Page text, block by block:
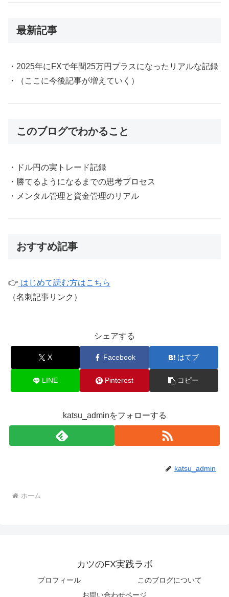
最新記事
・2025年にFXで年間25万円プラスになったリアルな記録
・（ここに今後記事が増えていく）
このブログでわかること
・ドル円の実トレード記録
・勝てるようになるまでの思考プロセス
・メンタル管理と資金管理のリアル
おすすめ記事
👉 はじめて読む方はこちら
（名刺記事リンク）
シェアする
X Facebook はてブ
LINE Pinterest コピー
katsu_adminをフォローする
katsu_admin
ホーム
カツのFX実践ラボ
プロフィール
このブログについて
お問い合わせページ